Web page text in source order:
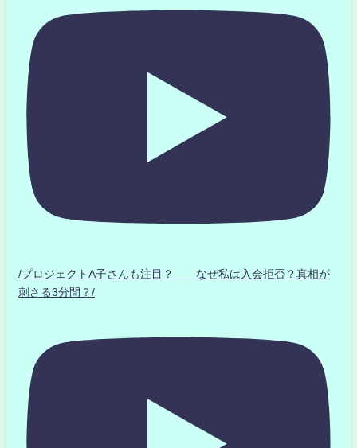
/プロジェクトA子さんも注目？ なぜ私は入会拒否？真相が
刺さる3分間？/